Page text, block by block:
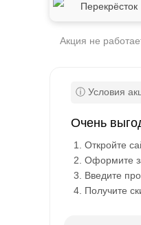
Перекрёсток
Акция не
Очень
Откройте
Оформите
Введите
Получите